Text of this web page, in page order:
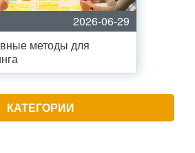
2026-06-29
методы для
КАТЕГОРИИ